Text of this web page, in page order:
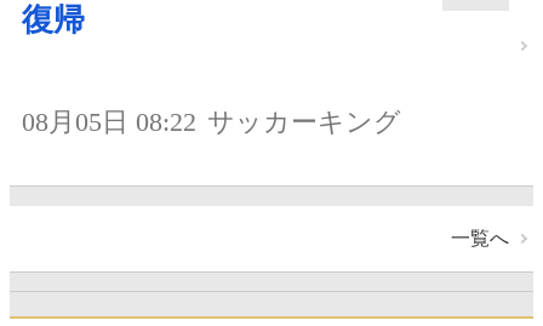
復帰
08月05日 08:22 サッカーキング
一覧へ